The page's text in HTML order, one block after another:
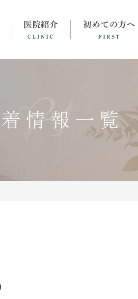
医院紹介
CLINIC
よくある質問
初めての方へ
FIRST
症 統合失調症 更年期障害
情報一覧